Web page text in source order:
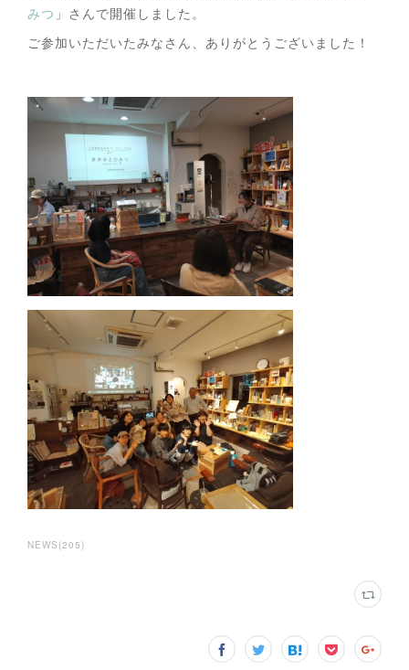
みつ 」さんで開催しました。
ご参加いただいたみなさん、ありがとうございました！
NEWS (205)